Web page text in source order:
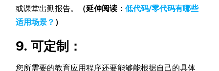
或课堂出勤报告。
（延伸阅读：低代码/零代码有哪些
适用场景？ ）
9. 可定制：
您所需要的教育应用程序还要能够能根据自己的具体